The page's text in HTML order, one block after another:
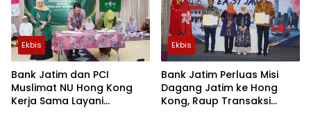
Ekbis
Bank Jatim dan PCI
Muslimat NU Hong Kong
Kerja Sama Layani
Ekbis
Bank Jatim Perluas Misi
Dagang Jatim ke Hong
Kong, Raup Transaksi
Ekbis Ekbis